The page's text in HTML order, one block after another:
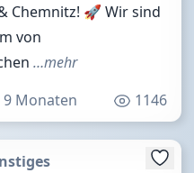
Chemnitz! 🚀 Wir sind
von
…mehr
Monaten 1146